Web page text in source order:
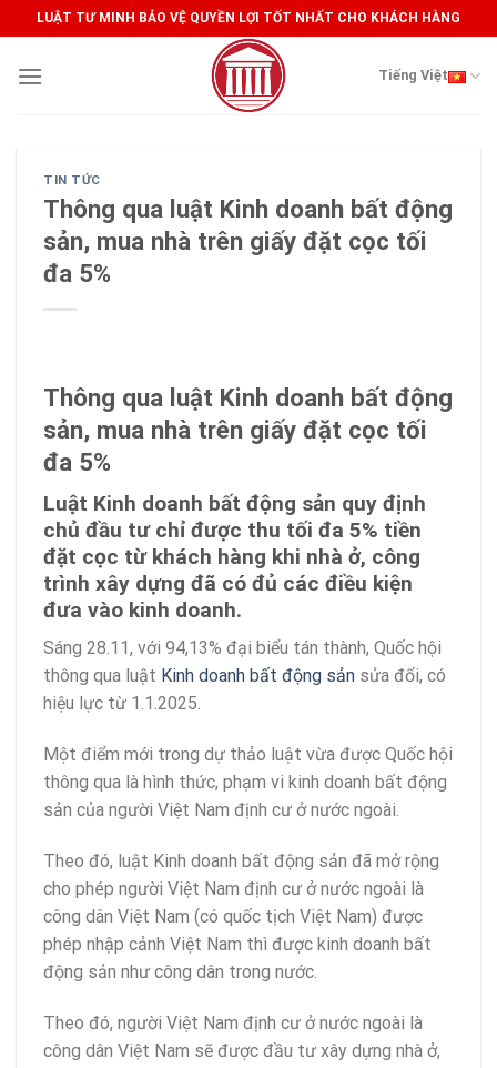
to
content
LUẬT TƯ MINH BẢO VỆ QUYỀN LỢI TỐT NHẤT CHO KHÁCH HÀNG
Tiếng Việt
TIN TỨC
Thông qua luật Kinh doanh bất động
sản, mua nhà trên giấy đặt cọc tối
đa 5%
Thông qua luật Kinh doanh bất động
sản, mua nhà trên giấy đặt cọc tối
đa 5%
Luật Kinh doanh bất động sản quy định
chủ đầu tư chỉ được thu tối đa 5% tiền
đặt cọc từ khách hàng khi nhà ở, công
trình xây dựng đã có đủ các điều kiện
đưa vào kinh doanh.
Sáng 28.11, với 94,13% đại biểu tán thành, Quốc hội
thông qua luật Kinh doanh bất động sản sửa đổi, có
hiệu lực từ 1.1.2025.
Một điểm mới trong dự thảo luật vừa được Quốc hội
thông qua là hình thức, phạm vi kinh doanh bất động
sản của người Việt Nam định cư ở nước ngoài.
Theo đó, luật Kinh doanh bất động sản đã mở rộng
cho phép người Việt Nam định cư ở nước ngoài là
công dân Việt Nam (có quốc tịch Việt Nam) được
phép nhập cảnh Việt Nam thì được kinh doanh bất
động sản như công dân trong nước.
Theo đó, người Việt Nam định cư ở nước ngoài là
công dân Việt Nam sẽ được đầu tư xây dựng nhà ở,